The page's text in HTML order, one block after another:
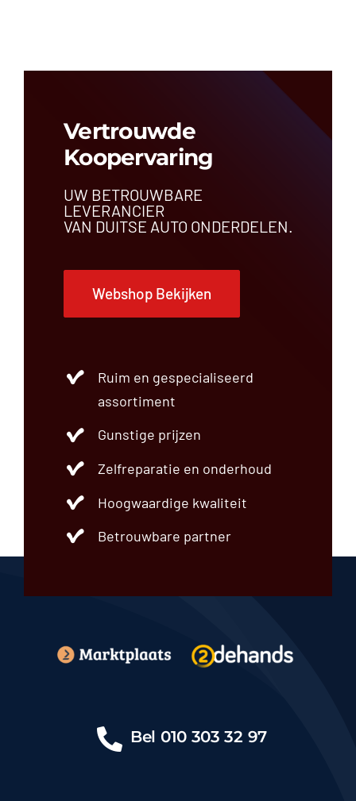
Vertrouwde
Koopervaring
UW BETROUWBARE
LEVERANCIER
VAN DUITSE AUTO ONDERDELEN.
Webshop Bekijken
Ruim en gespecialiseerd
assortiment
Gunstige prijzen
Zelfreparatie en onderhoud
Hoogwaardige kwaliteit
Betrouwbare partner
Bel 010 303 32 97